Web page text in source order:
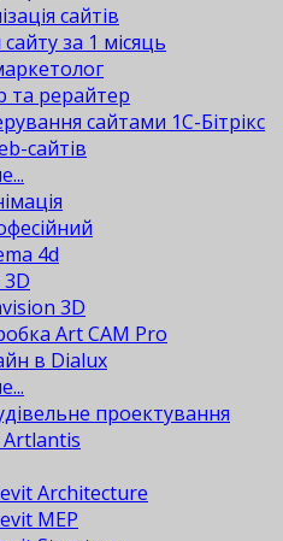
сайтів
за 1 місяць
та рерайтер
сайтами 1С-Бітрікс
сайтів
4d
3D
Art CAM Pro
в Dialux
проектування
Artlantis
Architecture
MEP